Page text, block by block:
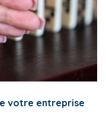
votre entreprise